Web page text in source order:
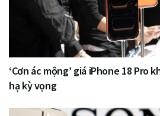
‘Cơn ác mộng’ giá iPhone 18 Pro
hạ kỳ vọng